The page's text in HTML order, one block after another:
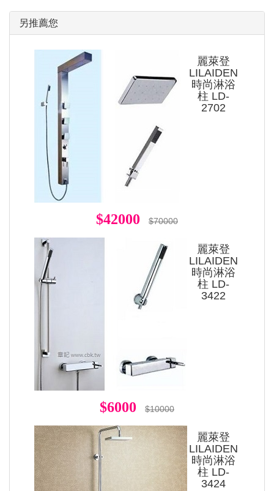
另推薦您
麗萊登
LILAIDEN
時尚淋浴
柱 LD-
2702
$42000 $70000
麗萊登
LILAIDEN
時尚淋浴
柱 LD-
3422
$6000 $10000
麗萊登
LILAIDEN
時尚淋浴
柱 LD-
3424